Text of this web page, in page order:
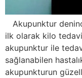
Akupunktur
ilk olarak kilo
akupunktur ile
sağlanabilen
akupunkturun